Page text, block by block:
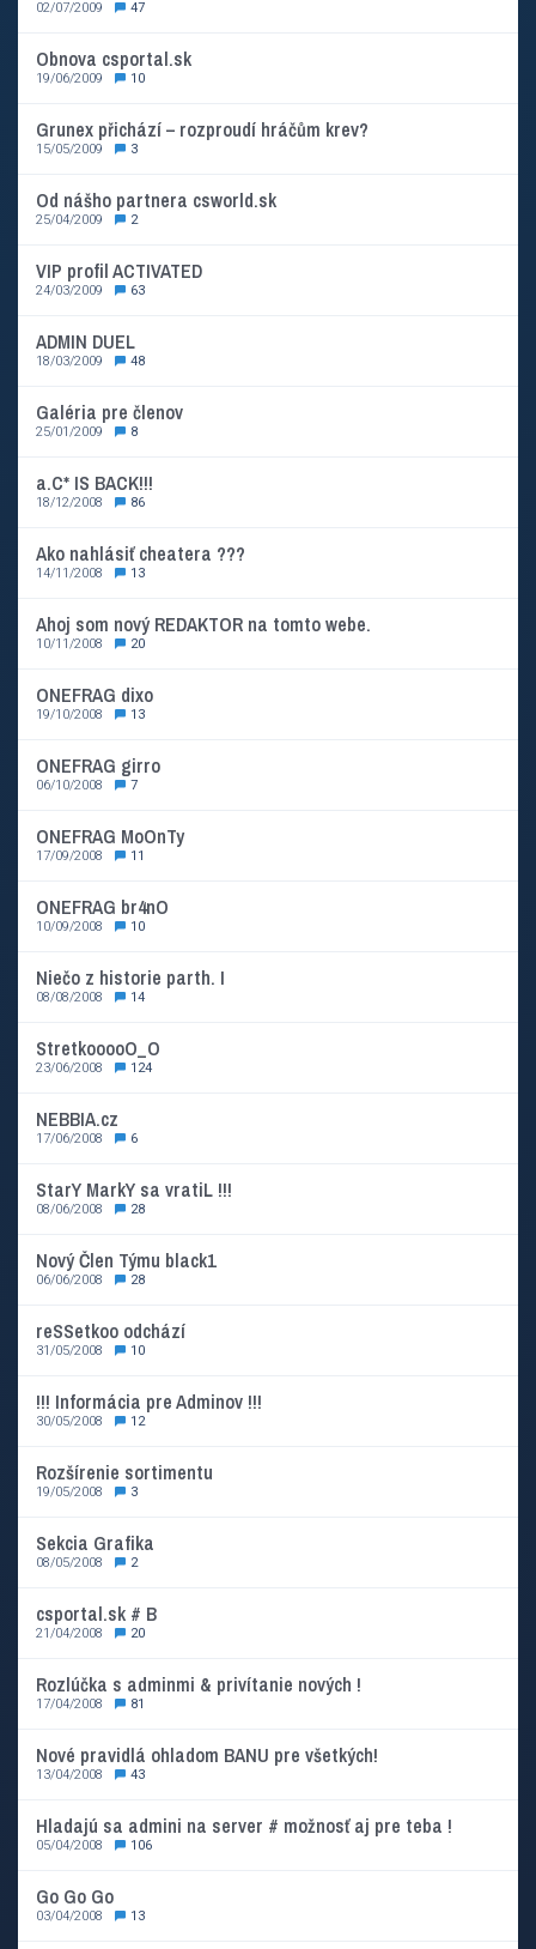
02/07/2009 47
Obnova csportal.sk
19/06/2009 10
Grunex přichází – rozproudí hráčům krev?
15/05/2009 3
Od nášho partnera csworld.sk
25/04/2009 2
VIP profil ACTIVATED
24/03/2009 63
ADMIN DUEL
18/03/2009 48
Galéria pre členov
25/01/2009 8
a.C* IS BACK!!!
18/12/2008 86
Ako nahlásiť cheatera ???
14/11/2008 13
Ahoj som nový REDAKTOR na tomto webe.
10/11/2008 20
ONEFRAG dixo
19/10/2008 13
ONEFRAG girro
06/10/2008 7
ONEFRAG MoOnTy
17/09/2008 11
ONEFRAG br4nO
10/09/2008 10
Niečo z historie parth. I
08/08/2008 14
StretkooooO_O
23/06/2008 124
NEBBIA.cz
17/06/2008 6
StarY MarkY sa vratiL !!!
08/06/2008 28
Nový Člen Týmu black1
06/06/2008 28
reSSetkoo odchází
31/05/2008 10
!!! Informácia pre Adminov !!!
30/05/2008 12
Rozšírenie sortimentu
19/05/2008 3
Sekcia Grafika
08/05/2008 2
csportal.sk # B
21/04/2008 20
Rozlúčka s adminmi & privítanie nových !
17/04/2008 81
Nové pravidlá ohladom BANU pre všetkých!
13/04/2008 43
Hladajú sa admini na server # možnosť aj pre teba !
05/04/2008 106
Go Go Go
03/04/2008 13